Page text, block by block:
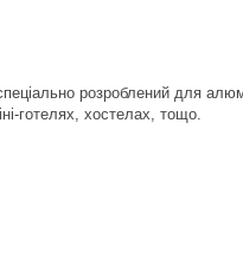
розроблений для
готелях, хостелах, тощо.